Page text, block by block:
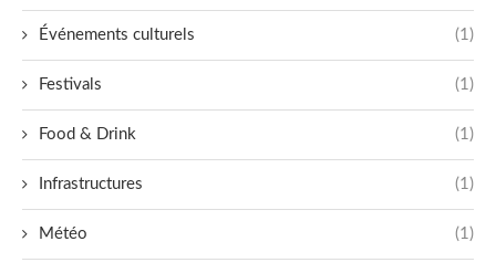
Événements culturels (1)
Festivals (1)
Food & Drink (1)
Infrastructures (1)
Météo (1)